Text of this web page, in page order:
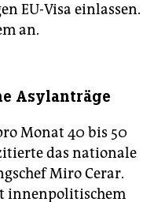
EU-Visa einlassen.
an.
Asylanträge
Monat 40 bis 50
das nationale
Miro Cerar.
innenpolitischem